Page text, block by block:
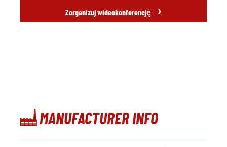
Zorganizuj wideokonferencję ›
MANUFACTURER INFO